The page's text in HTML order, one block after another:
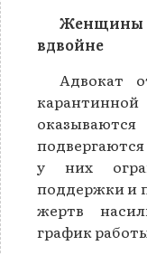
Женщины
вдвойне
Адвокат
у них
поддержки и
жертв
график